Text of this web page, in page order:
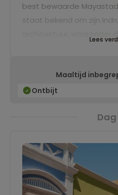
best bewaarde
staat bekend om zijn
namiddag arriveren we
Campeche, gelegen aan
prachtige uitzichten over
Lees
Maaltijd
Ontbijt
Dag